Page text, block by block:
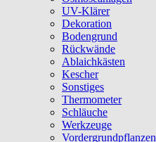
UV-Klärer
Dekoration
Bodengrund
Rückwände
Ablaichkästen
Kescher
Sonstiges
Thermometer
Schläuche
Werkzeuge
Vordergrundpflanzen